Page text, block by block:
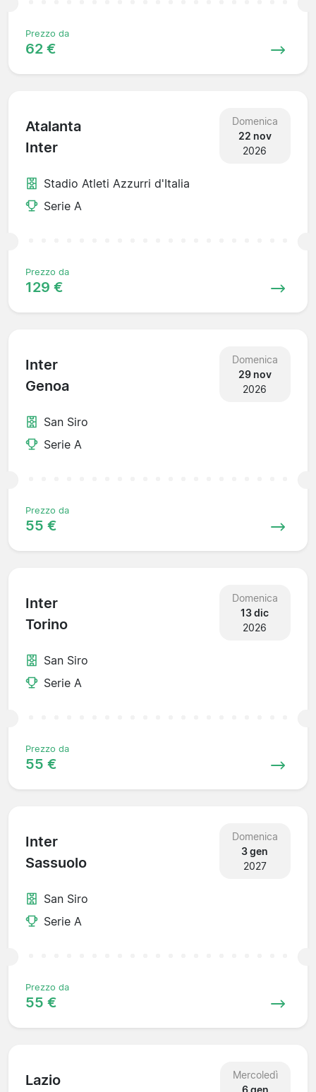
Prezzo da
62 €
Atalanta
Inter
Domenica
22 nov
2026
Stadio Atleti Azzurri d'Italia
Serie A
Prezzo da
129 €
Inter
Genoa
Domenica
29 nov
2026
San Siro
Serie A
Prezzo da
55 €
Inter
Torino
Domenica
13 dic
2026
San Siro
Serie A
Prezzo da
55 €
Inter
Sassuolo
Domenica
3 gen
2027
San Siro
Serie A
Prezzo da
55 €
Lazio
Mercoledì
6 gen